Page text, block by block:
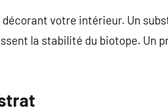
votre intérieur. Un
la stabilité du biotope. Un